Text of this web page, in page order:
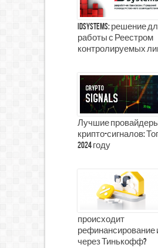
iDSystems: решение
работы с Реестром
контролируемых
Лучшие
крипто-сигналов:
2024 году
происходит
рефинансирование
через Тинькофф?